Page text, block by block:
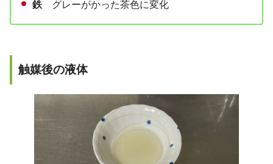
鉄 グレーがかった茶色に変化
触媒後の液体